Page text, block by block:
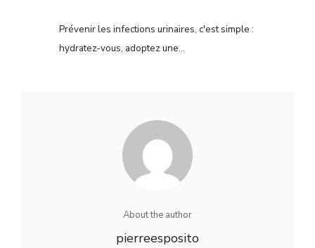
Prévenir les infections urinaires, c'est simple :
hydratez-vous, adoptez une...
About the author
pierreesposito